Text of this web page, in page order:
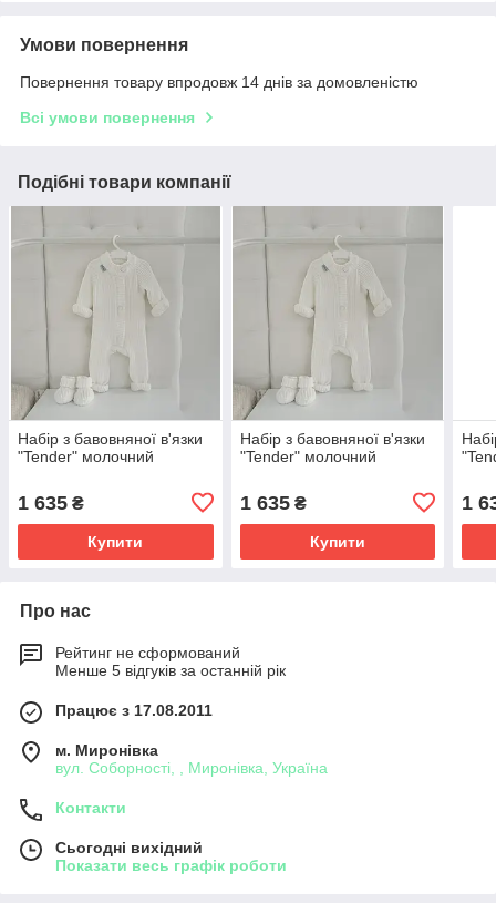
Умови повернення
Повернення товару впродовж 14 днів за домовленістю
Всі умови повернення
Подібні товари компанії
Набір з бавовняної в'язки
"Tender" молочний
1 635 ₴
Купити
Набір з бавовняної в'язки
"Tender" молочний
1 635₴
Купити
1
Про нас
Рейтинг не сформований
Менше 5 відгуків за останній рік
Працює з 17.08.2011
м. Миронівка
вул. Соборності, , Миронівка, Україна
Контакти
Сьогодні вихідний
Показати весь графік роботи